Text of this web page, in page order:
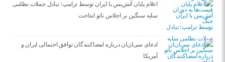
اعلام پایان آتش‌بس با ایران توسط ترامپ؛ تبادل حملات نظامی
سایه سنگین بر اجلاس ناتو انداخت
ادعای سی‌ان‌ان درباره امضاکنندگان توافق احتمالی ایران و
آمریکا